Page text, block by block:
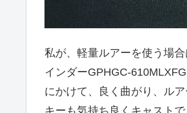
私が、軽量ルアーを使う場
インダーGPHGC-
にかけて、良く曲がり、ル
キーも気持ち良くキャスト